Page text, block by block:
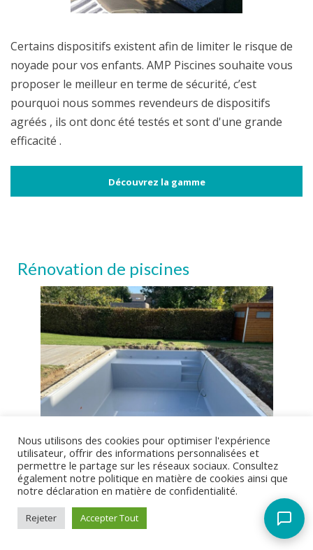
Certains dispositifs existent afin de limiter le risque de
noyade pour vos enfants. AMP Piscines souhaite vous
proposer le meilleur en terme de sécurité, c’est
pourquoi nous sommes revendeurs de dispositifs
agréés , ils ont donc été testés et sont d'une grande
efficacité .
Découvrez la gamme
Rénovation de piscines
Votre piscine prend de l’âge et a besoin d’une
Nous utilisons des cookies pour optimiser l'expérience
utilisateur, offrir des informations personnalisées et
permettre le partage sur les réseaux sociaux. Consultez
également notre politique en matière de cookies ainsi que
notre déclaration en matière de confidentialité.
Rejeter Accepter Tout
Assistant AMP Piscines
Actuellement fermé
Quels sont vos horaires ? Où êtes-vous situés ?
Proposez-vous des devis gratuits ?
Quels types de piscines construisez-vous ?